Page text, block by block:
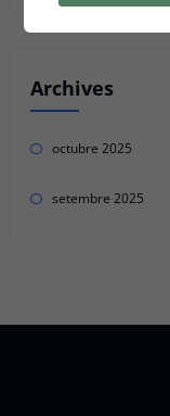
Archives
octubre 2025
setembre 2025